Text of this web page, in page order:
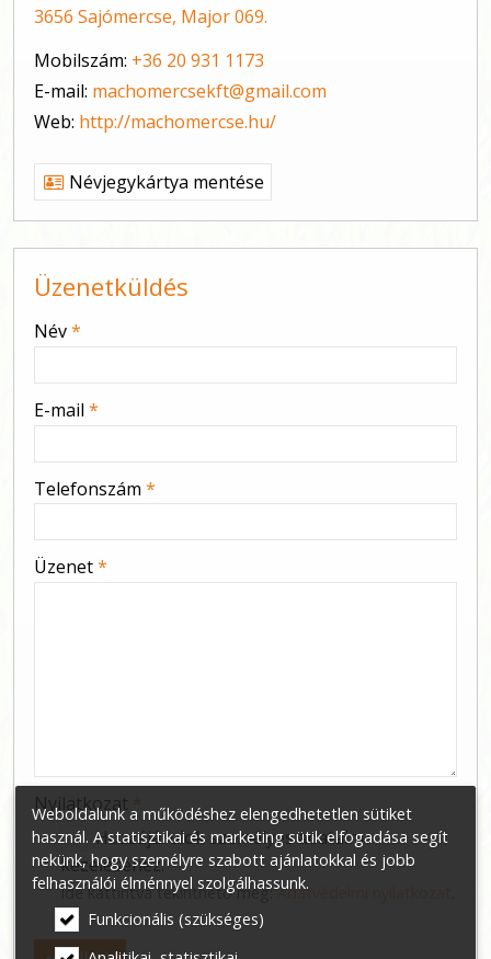
3656 Sajómercse, Major 069.
Mobilszám: +36 20 931 1173
E-mail: machomercsekft@gmail.com
Web: http://machomercse.hu/
Névjegykártya mentése
Üzenetküldés
-
-
Név*
E-mail *
Telefonszám *
Üzenet*
Nyilatkozat
Hozzájárulok személyes adataim
kezeléséhez.
Ide kattintva tekinthető meg:Adatvédelmi nyilatkozat
Weboldalunk a működéshez elengedhetetlen sütiket
használ. A statisztikai és marketing sütik elfogadása segít
nekünk, hogy személyre szabott ajánlatokkal és jobb
felhasználói élménnyel szolgálhassunk.
Funkcionális (szükséges)